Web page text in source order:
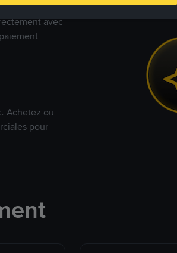
utilisateurs
avec
Achetez ou
pour